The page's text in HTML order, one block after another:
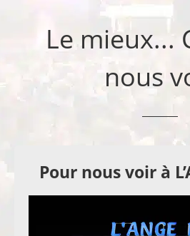
Le mieux...
nous
Pour nous voir à